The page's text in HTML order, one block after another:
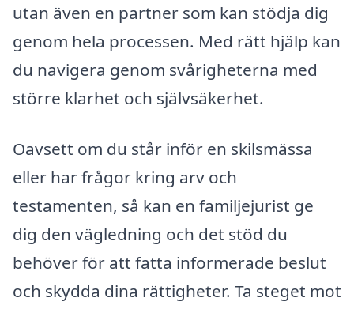
utan även en partner som kan stödja dig
genom hela processen. Med rätt hjälp kan
du navigera genom svårigheterna med
större klarhet och självsäkerhet.
Oavsett om du står inför en skilsmässa
eller har frågor kring arv och
testamenten, så kan en familjejurist ge
dig den vägledning och det stöd du
behöver för att fatta informerade beslut
och skydda dina rättigheter. Ta steget mot